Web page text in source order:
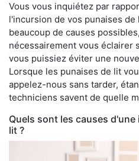
Vous vous inquiétez par
l'incursion de vos punaises de
beaucoup de causes
nécessairement vous éclairer
vous puissiez éviter une
Lorsque les punaises de lit
appelez-nous sans tarder,
techniciens savent de quelle
Quels sont les causes
lit ?